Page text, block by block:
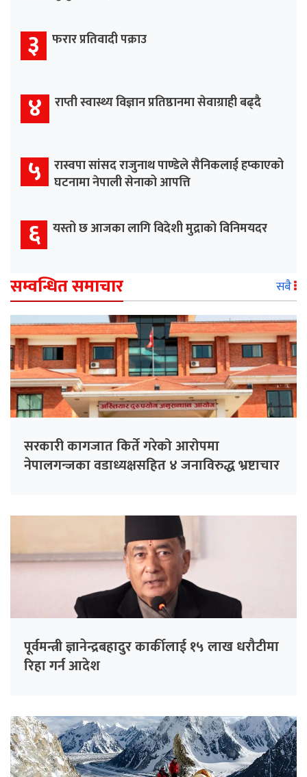
३ फरार प्रतिवादी पक्राउ
४ राप्ती स्वास्थ्य विज्ञान प्रतिष्ठानमा सेवाग्राही बढ्दै
५
रास्वपा सांसद राजुनाथ पाण्डेले सैनिकलाई हप्काएको
घटनामा नेपाली सेनाको आपत्ति
६ यस्तो छ आजका लागि विदेशी मुद्राको विनिमयदर
सम्वन्धित समाचार सबै
सरकारी कागजात किर्ते गरेको आरोपमा
नेपालगन्जका वडाध्यक्षसहित ४ जनाविरुद्ध भ्रष्टाचार
पूर्वमन्त्री ज्ञानेन्द्रबहादुर कार्कीलाई १५ लाख धरौटीमा
रिहा गर्न आदेश